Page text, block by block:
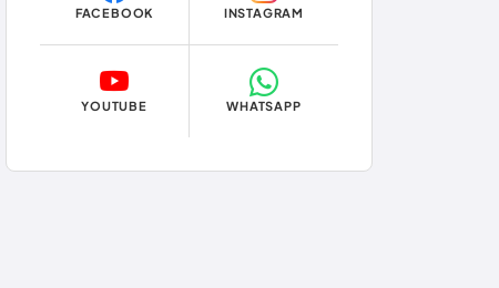
Economia
Educação
Eleições 2024
FACEBOOK INSTAGRAM
YOUTUBE WHATSAPP